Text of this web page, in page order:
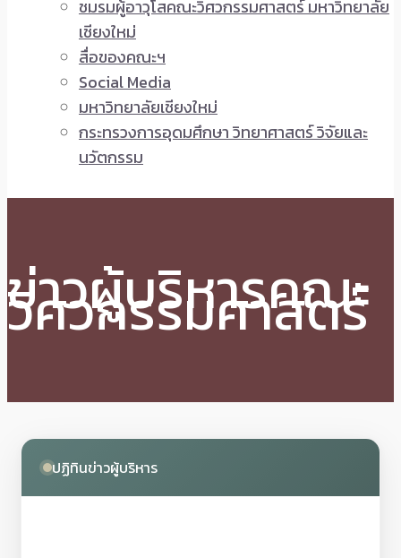
ชมรมผู้อาวุโสคณะวิศวกรรมศาสตร์ มหาวิทยาลัย
เชียงใหม่
สื่อของคณะฯ
Social Media
มหาวิทยาลัยเชียงใหม่
กระทรวงการอุดมศึกษา วิทยาศาสตร์ วิจัยและ
นวัตกรรม
ข่าวผู้บริหารคณะ
วิศวกรรมศาสตร์
ปฏิทินข่าวผู้บริหาร